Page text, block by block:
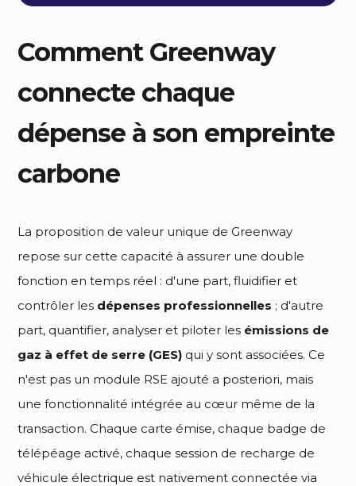
Comment Greenway
connecte chaque
dépense à son empreinte
carbone
La proposition de valeur unique de Greenway
repose sur cette capacité à assurer une double
fonction en temps réel : d'une part, fluidifier et
contrôler les dépenses professionnelles ; d'autre
part, quantifier, analyser et piloter les émissions de
gaz à effet de serre (GES) qui y sont associées. Ce
n'est pas un module RSE ajouté a posteriori, mais
une fonctionnalité intégrée au cœur même de la
transaction. Chaque carte émise, chaque badge de
télépéage activé, chaque session de recharge de
véhicule électrique est nativement connectée via